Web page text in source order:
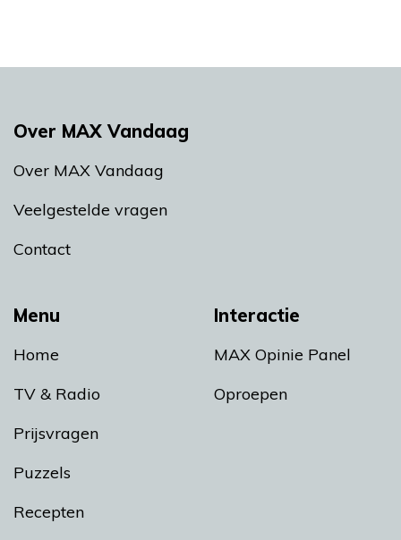
Menu
Home
TV & Radio
Prijsvragen
Puzzels
Recepten
Interactie
MAX Opinie Panel
Oproepen
Over MAX Vandaag
Over MAX Vandaag
Veelgestelde vragen
Contact